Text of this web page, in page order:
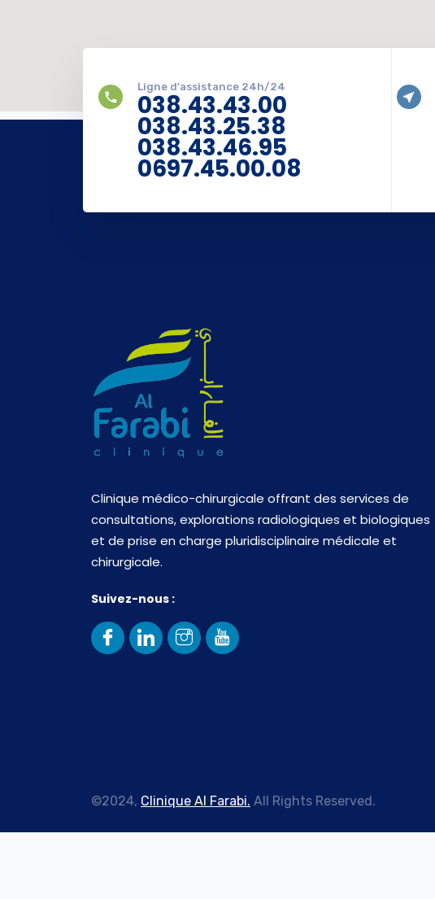
Ligne d'assistance 24h/24
038.43.43.00
038.43.25.38
038.43.46.95
0697.45.00.08
Clinique médico-chirurgicale offrant des services de
consultations, explorations radiologiques et biologiques
et de prise en charge pluridisciplinaire médicale et
chirurgicale.
Suivez-nous :
©2024, Clinique Al Farabi. All Rights Reserved.